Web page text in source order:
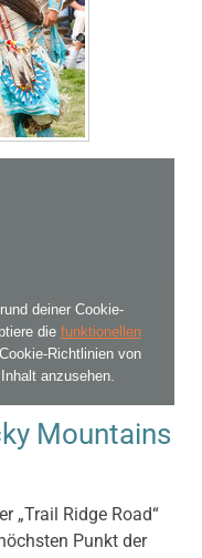
deiner Cookie-
die funktionellen
Richtlinien von
anzusehen.
Mountains
„Trail Ridge Road“
Punkt der